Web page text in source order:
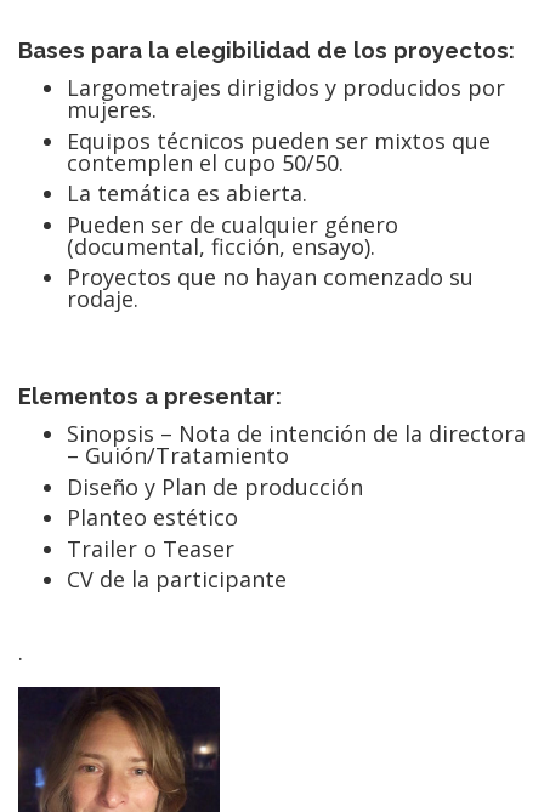
Bases para la elegibilidad de los proyectos:
Largometrajes dirigidos y producidos por
mujeres.
Equipos técnicos pueden ser mixtos que
contemplen el cupo 50/50.
La temática es abierta.
Pueden ser de cualquier género
(documental, ficción, ensayo).
Proyectos que no hayan comenzado su
rodaje.
Elementos a presentar:
Sinopsis – Nota de intención de la directora
– Guión/Tratamiento
Diseño y Plan de producción
Planteo estético
Trailer o Teaser
CV de la participante
.